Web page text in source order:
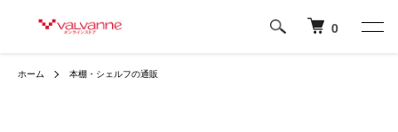
0
ホーム 本棚・シェルフの通販